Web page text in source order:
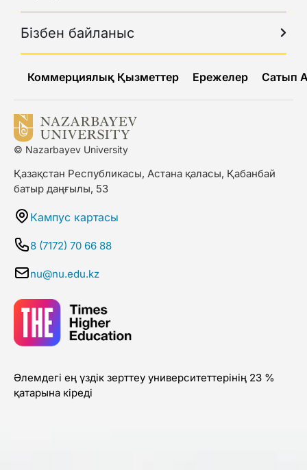
Бізбен байланыс
Коммерциялық Қызметтер Ережелер Сатып
© Nazarbayev University
Қазақстан Республикасы, Астана қаласы, Қабанбай
батыр даңғылы, 53
Кампус картасы
8 (7172) 70 66 88
nu@nu.edu.kz
Әлемдегі ең үздік зерттеу университеттерінің 23 %
қатарына кіреді